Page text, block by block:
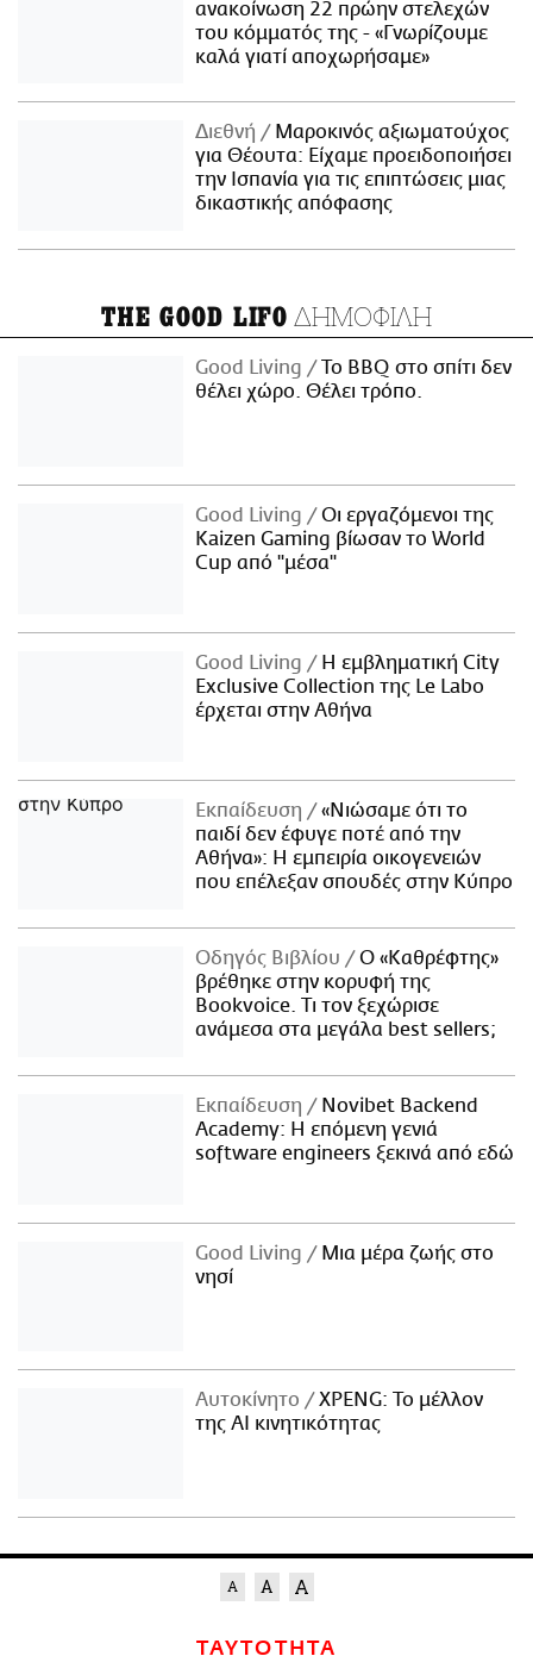
ανακοίνωση 22 πρώην στελεχών
του κόμματός της - «Γνωρίζουμε
καλά γιατί αποχωρήσαμε»
Διεθνή
Μαροκινός αξιωματούχος
για Θέουτα: Είχαμε προειδοποιήσει
την Ισπανία για τις επιπτώσεις μιας
δικαστικής απόφασης
THE GOOD LIFO ΔΗΜΟΦΙΛΗ
Good Living
Το BBQ στο σπίτι δεν
θέλει χώρο. Θέλει τρόπο.
Good Living
Οι εργαζόμενοι της
Kaizen Gaming βίωσαν το World
Cup από "μέσα"
Good Living
Η εμβληματική City
Exclusive Collection της Le Labo
έρχεται στην Αθήνα
Εκπαίδευση
«Νιώσαμε ότι το
παιδί δεν έφυγε ποτέ από την
Αθήνα»: Η εμπειρία οικογενειών
που επέλεξαν σπουδές στην Κύπρο
Οδηγός Βιβλίου
Ο «Καθρέφτης»
βρέθηκε στην κορυφή της
Bookvoice. Τι τον ξεχώρισε
ανάμεσα στα μεγάλα best sellers;
Εκπαίδευση
Novibet Backend
Academy: Η επόμενη γενιά
software engineers ξεκινά από εδώ
Good Living
Μια μέρα ζωής στο
νησί
Αυτοκίνητο
XPENG: Το μέλλον
της AI κινητικότητας
ΤΑΥΤΟΤΗΤΑ